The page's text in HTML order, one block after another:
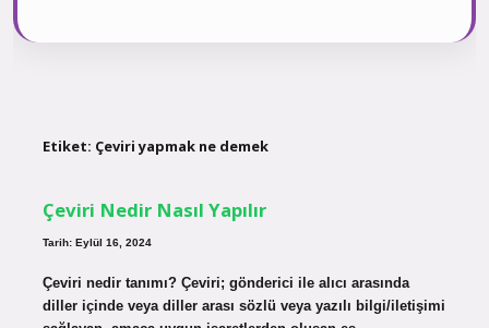
Etiket: Çeviri yapmak ne demek
Çeviri Nedir Nasıl Yapılır
Tarih: Eylül 16, 2024
Çeviri nedir tanımı? Çeviri; gönderici ile alıcı arasında
diller içinde veya diller arası sözlü veya yazılı bilgi/iletişimi